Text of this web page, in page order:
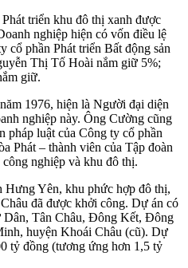
triển khu đô thị xanh được
nghiệp hiện có vốn điều lệ
cổ phần Phát triển Bất động sản
Thị Tố Hoài nắm giữ 5%;
giữ.
1976, hiện là Người đại diện
nghiệp này. Ông Cường cũng
pháp luật của Công ty cổ phần
Phát – thành viên của Tập đoàn
nghiệp và khu đô thị.
Hưng Yên, khu phức hợp đô thị,
đã được khởi công. Dự án có
Dân, Tân Châu, Đông Kết, Đông
huyện Khoái Châu (cũ). Dự
tỷ đồng (tương ứng hơn 1,5 tỷ